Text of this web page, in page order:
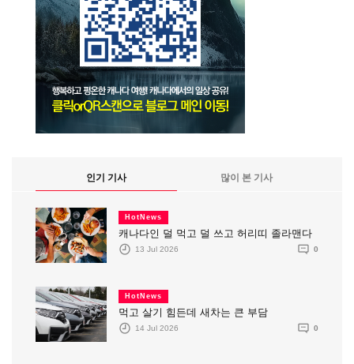
인기 기사 많이 본 기사
HotNews
캐나다인 덜 먹고 덜 쓰고 허리띠 졸라맨다
13 Jul 2026 0
HotNews
먹고 살기 힘든데 새차는 큰 부담
14 Jul 2026 0